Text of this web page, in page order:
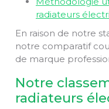
radiateurs
En raison de notre
notre comparatif
de marque
Notre
radiateurs